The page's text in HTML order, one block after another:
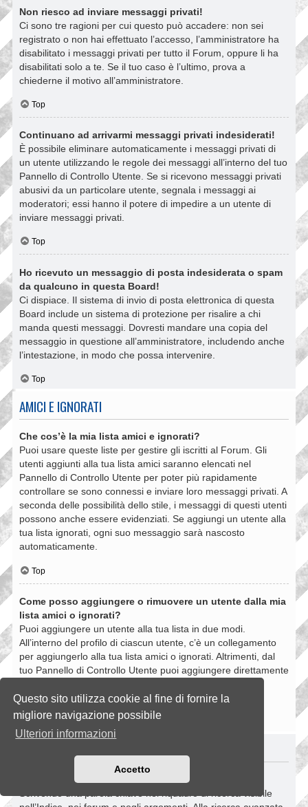
Questo sito utilizza cookie al fine di fornire la
migliore navigazione possibile
Ulteriori informazioni
Accetto
Non riesco ad inviare messaggi privati!
Ci sono tre ragioni per cui questo può accadere: non sei
registrato o non hai effettuato l’accesso, l’amministratore ha
disabilitato i messaggi privati per tutto il Forum, oppure li ha
disabilitati solo a te. Se il tuo caso è l’ultimo, prova a
chiederne il motivo all’amministratore.
Top
Continuano ad arrivarmi messaggi privati indesiderati!
È possibile eliminare automaticamente i messaggi privati ​​di
un utente utilizzando le regole dei messaggi all’interno del tuo
Pannello di Controllo Utente. Se si ricevono messaggi privati ​​
abusivi da un particolare utente, segnala i messaggi ai
moderatori; essi hanno il potere di impedire a un utente di
inviare messaggi privati​​.
Top
Ho ricevuto un messaggio di posta indesiderata o spam
da qualcuno in questa Board!
Ci dispiace. Il sistema di invio di posta elettronica di questa
Board include un sistema di protezione per risalire a chi
manda questi messaggi. Dovresti mandare una copia del
messaggio in questione all’amministratore, includendo anche
l’intestazione, in modo che possa intervenire.
Top
AMICI E IGNORATI
Che cos’è la mia lista amici e ignorati?
Puoi usare queste liste per gestire gli iscritti al Forum. Gli
utenti aggiunti alla tua lista amici saranno elencati nel
Pannello di Controllo Utente per poter più rapidamente
controllare se sono connessi e inviare loro messaggi privati. A
seconda delle possibilità dello stile, i messaggi di questi utenti
possono anche essere evidenziati. Se aggiungi un utente alla
tua lista ignorati, ogni suo messaggio sarà nascosto
automaticamente.
Top
Come posso aggiungere o rimuovere un utente dalla mia
lista amici o ignorati?
Puoi aggiungere un utente alla tua lista in due modi.
All’interno del profilo di ciascun utente, c’è un collegamento
per aggiungerlo alla tua lista amici o ignorati. Altrimenti, dal
tuo Pannello di Controllo Utente puoi aggiungere direttamente
rimuovere un utente dalla lista dalla stessa pagina.
Top
Come si fanno le ricerche nella Board?
Scrivendo una parola chiave nel riquadro di ricerca visibile